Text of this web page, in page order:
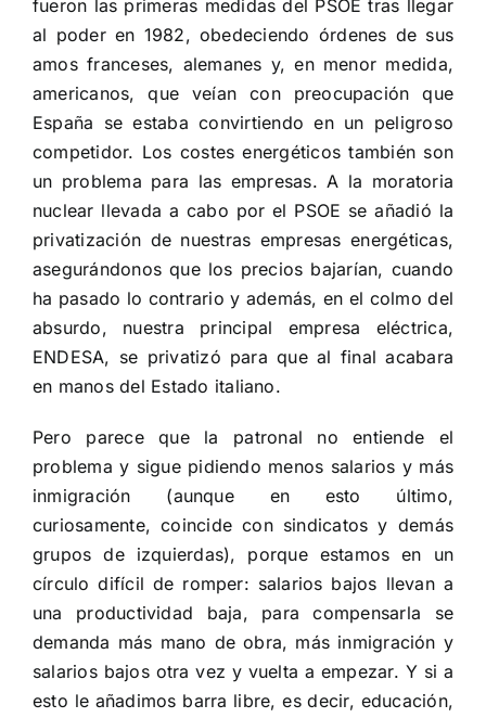
fueron las primeras medidas del PSOE tras llegar
al poder en 1982, obedeciendo órdenes de sus
amos franceses, alemanes y, en menor medida,
americanos, que veían con preocupación que
España se estaba convirtiendo en un peligroso
competidor. Los costes energéticos también son
un problema para las empresas. A la moratoria
nuclear llevada a cabo por el PSOE se añadió la
privatización de nuestras empresas energéticas,
asegurándonos que los precios bajarían, cuando
ha pasado lo contrario y además, en el colmo del
absurdo, nuestra principal empresa eléctrica,
ENDESA, se privatizó para que al final acabara
en manos del Estado italiano.
Pero parece que la patronal no entiende el
problema y sigue pidiendo menos salarios y más
inmigración (aunque en esto último,
curiosamente, coincide con sindicatos y demás
grupos de izquierdas), porque estamos en un
círculo difícil de romper: salarios bajos llevan a
una productividad baja, para compensarla se
demanda más mano de obra, más inmigración y
salarios bajos otra vez y vuelta a empezar. Y si a
esto le añadimos barra libre, es decir, educación,